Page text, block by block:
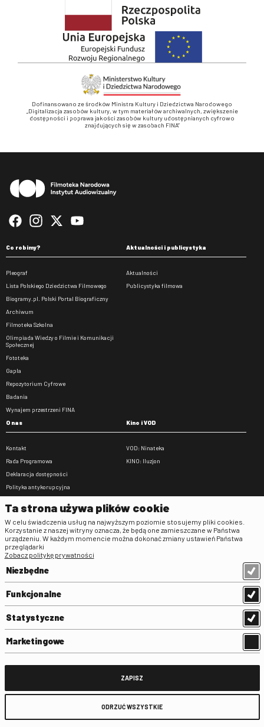
Dofinansowano ze środków Ministra Kultury i Dziedzictwa Narodowego
„Digitalizacja zasobów kultury, w tym materiałów archiwalnych, zwiększenie
dostępności i poprawa jakości zasobów kultury udostępnianych cyfrowo
znajdujących się w zasobach FINA”
Co robimy?
Pleograf
Lista Polskiego Dziedzictwa Filmowego
Biogramy.pl. Polski Portal Biograficzny
Archiwum
Filmoteka Szkolna
Olimpiada Wiedzy o Filmie i Komunikacji
Społecznej
Fototeka
Gapla
Repozytorium Cyfrowe
Badania
Wynajem przestrzeni FINA
Aktualności i publicystyka
Aktualności
Publicystyka filmowa
O nas
Kontakt
Rada Programowa
Deklaracja dostępności
Polityka antykorupcyjna
Zamówienia publiczne
Praca w FINA
Kino i VOD
VOD: Ninateka
KINO: Iluzjon
Regulaminy
Klauzula informacyjna RODO
Regulamin użytkowania parkingu
Standardy ochrony małoletnich
Regulamin kina Iluzjon
Ta strona używa plików cookie
W celu świadczenia usług na najwyższym poziomie stosujemy pliki cookies.
Korzystanie z naszej witryny oznacza, że będą one zamieszczane w Państwa
urządzeniu. W każdym momencie można dokonać zmiany ustawień Państwa
przeglądarki
Zobacz politykę prywatności
Niezbędne
Funkcjonalne
Statystyczne
Marketingowe
ZAPISZ
ODRZUĆ WSZYSTKIE